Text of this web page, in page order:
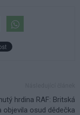
hrdina RAF: Britská
objevila osud dědečka